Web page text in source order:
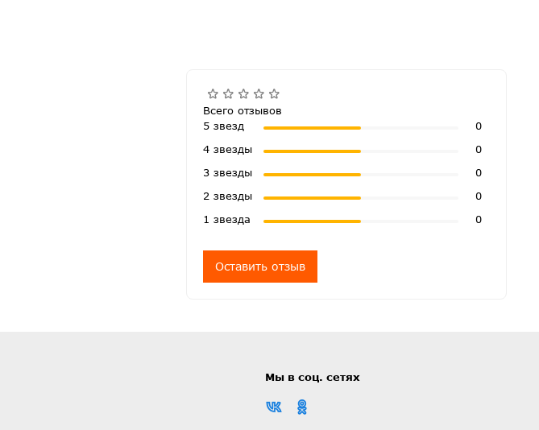
Всего отзывов
5 звезд
0
4 звезды
0
3 звезды
0
2 звезды
0
1 звезда
0
Оставить отзыв
Мы в соц. сетях